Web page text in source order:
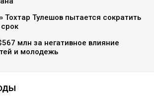
Тохтар Тулешов пытается сократить
млн за негативное влияние
и молодежь